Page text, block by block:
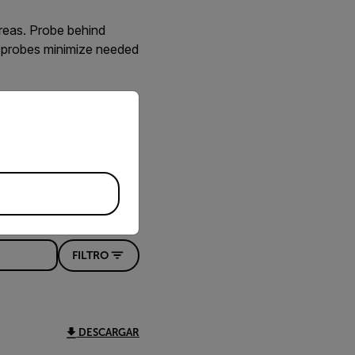
Probe behind
minimize needed
FILTRO
DESCARGAR
version of our website.